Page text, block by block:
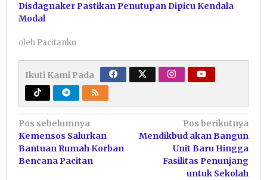
Disdagnaker Pastikan Penutupan Dipicu Kendala
Modal
oleh Pacitanku
Ikuti Kami Pada
Navigasi
pos
Pos sebelumnya
Kemensos Salurkan
Bantuan Rumah Korban
Bencana Pacitan
Pos berikutnya
Mendikbud akan Bangun
Unit Baru Hingga
Fasilitas Penunjang
untuk Sekolah